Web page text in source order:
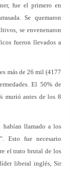
fue el primero en
Se quemaron
se envenenaron
fueron llevados a
más de 26 mil (4177
El 50% de
murió antes de los 8
habían llamado a los
Esto fue necesario
el trato brutal de los
liberal inglés, Sir